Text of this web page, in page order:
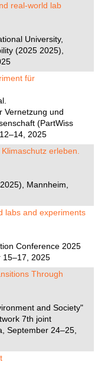
real-world lab
University,
(2025 2025),
für
Vernetzung und
(PartWiss
2025
erleben.
Mannheim,
labs and experiments
Conference 2025
15–17, 2025
Through
and Society"
7th joint
September 24–25,